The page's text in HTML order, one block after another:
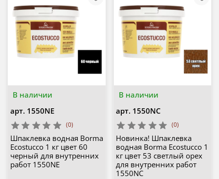
В наличии
арт. 1550NE
(0)
Шпаклевка водная Borma
Ecostucco 1 кг цвет 60
черный для внутренних
работ 1550NE
В наличии
арт. 1550NC
(0)
Новинка! Шпаклевка
водная Borma Ecostucco 1
кг цвет 53 светлый орех
для внутренних работ
1550NC